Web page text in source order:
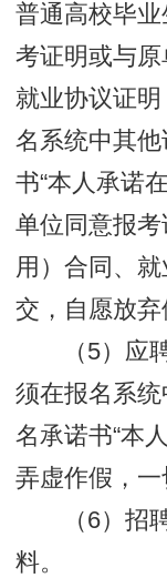
普通高校毕
考证明或与原
就业协议证
名系统中其
书“本人承诺
单位同意报
用）合同、
交，自愿放弃
（5）应
须在报名系
名承诺书“本
弄虚作假，
（6）招
料。